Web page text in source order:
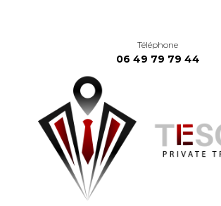
Téléphone
06 49 79 79 44